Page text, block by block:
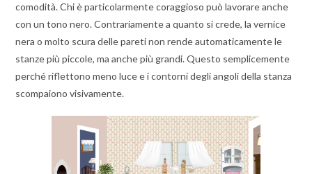
comodità. Chi è particolarmente coraggioso può lavorare anche
con un tono nero. Contrariamente a quanto si crede, la vernice
nera o molto scura delle pareti non rende automaticamente le
stanze più piccole, ma anche più grandi. Questo semplicemente
perché riflettono meno luce e i contorni degli angoli della stanza
scompaiono visivamente.